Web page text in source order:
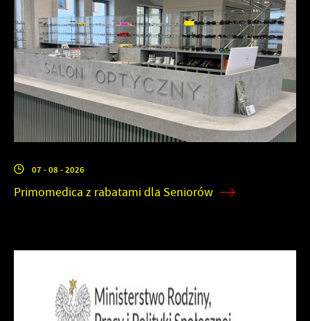
07 - 08 - 2026
Primomedica z rabatami dla Seniorów